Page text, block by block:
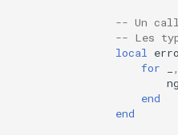
-- Un
-- Les
local
for
end
end